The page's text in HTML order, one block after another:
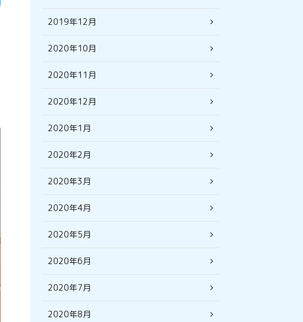
2019年12月
2020年10月
2020年11月
2020年12月
2020年1月
2020年2月
2020年3月
2020年4月
2020年5月
2020年6月
2020年7月
2020年8月